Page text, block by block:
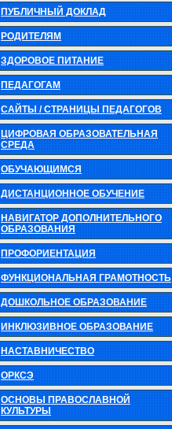
ПУБЛИЧНЫЙ ДОКЛАД
РОДИТЕЛЯМ
ЗДОРОВОЕ ПИТАНИЕ
ПЕДАГОГАМ
САЙТЫ / СТРАНИЦЫ ПЕДАГОГОВ
ЦИФРОВАЯ ОБРАЗОВАТЕЛЬНАЯ
СРЕДА
ОБУЧАЮЩИМСЯ
ДИСТАНЦИОННОЕ ОБУЧЕНИЕ
НАВИГАТОР ДОПОЛНИТЕЛЬНОГО
ОБРАЗОВАНИЯ
ПРОФОРИЕНТАЦИЯ
ФУНКЦИОНАЛЬНАЯ ГРАМОТНОСТЬ
ДОШКОЛЬНОЕ ОБРАЗОВАНИЕ
ИНКЛЮЗИВНОЕ ОБРАЗОВАНИЕ
НАСТАВНИЧЕСТВО
ОРКСЭ
ОСНОВЫ ПРАВОСЛАВНОЙ
КУЛЬТУРЫ